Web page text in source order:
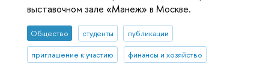
выставочном зале «Манеж» в Москве.
Общество студенты публикации
приглашение к участию финансы и хозяйство